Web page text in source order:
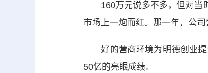
160万元说多不多，但对当时
市场上一炮而红。那一年，公司
好的营商环境为明德创业提
50亿的亮眼成绩。